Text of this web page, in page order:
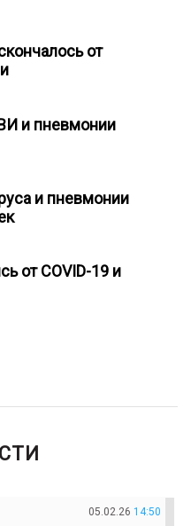
от
и пневмонии
и пневмонии
от COVID-19 и
05.02.26 14:50